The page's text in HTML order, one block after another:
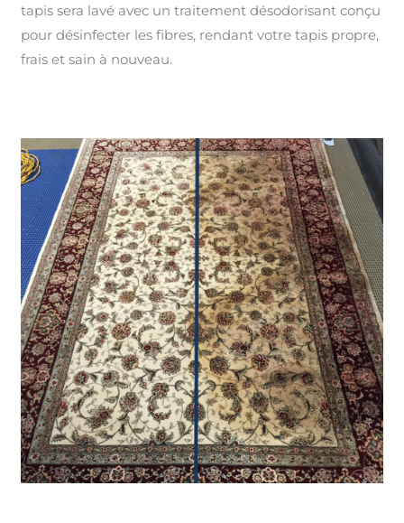
tapis sera lavé avec un traitement désodorisant conçu
pour désinfecter les fibres, rendant votre tapis propre,
frais et sain à nouveau.